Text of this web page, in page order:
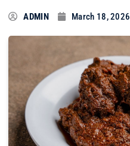
ADMIN March 18, 2026